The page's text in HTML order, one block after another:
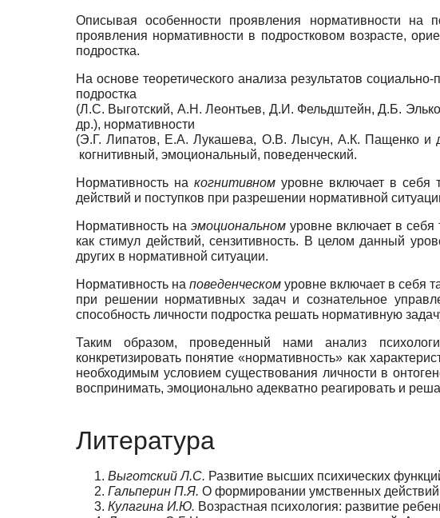
Описывая особенности проявления нормативности на
проявления нормативности в подростковом возрасте,
подростка.
На основе теоретического анализа результатов
подростка
(Л.С. Выготский, А.Н. Леонтьев, Д.И. Фельдштейн, Д.Б.
др.), нормативности
(Э.Г. Липатов, Е.А. Лукашева, О.В. Лысун, А.К. Пащенко и
когнитивный, эмоциональный, поведенческий.
Нормативность накогнитивном уровне включает в себя
действий и поступков при разрешении нормативной
Нормативность на эмоциональномуровне включает в себя
как стимул действий, сензитивность. В целом данный
других в нормативной ситуации.
Нормативность наповеденческом уровне включает в себя
при решении нормативных задач и сознательное
способность личности подростка решать нормативную
Таким образом, проведенный нами анализ
конкретизировать понятие «нормативность» как
необходимым условием существования личности в
воспринимать, эмоционально адекватно реагировать и
Литература
Выготский Л.С. Развитие высших психических
Гальперин П.Я. О формировании умственных действий
Кулагина И.Ю. Возрастная психология: развитие